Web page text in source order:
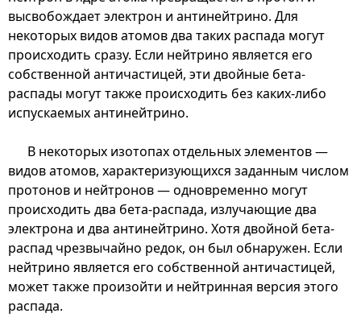
высвобождает электрон и антинейтрино. Для
некоторых видов атомов два таких распада могут
происходить сразу. Если нейтрино является его
собственной античастицей, эти двойные бета-
распады могут также происходить без каких-либо
испускаемых антинейтрино.
В некоторых изотопах отдельных элементов —
видов атомов, характеризующихся заданным числом
протонов и нейтронов — одновременно могут
происходить два бета-распада, излучающие два
электрона и два антинейтрино. Хотя двойной бета-
распад чрезвычайно редок, он был обнаружен. Если
нейтрино является его собственной античастицей,
может также произойти и нейтринная версия этого
распада.